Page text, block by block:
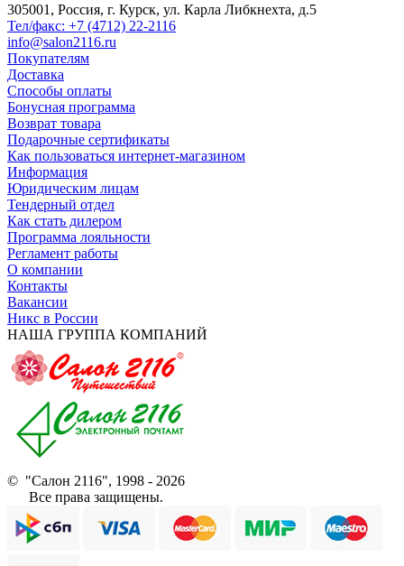
305001, Россия, г. Курск, ул. Карла Либкнехта, д.5
Тел/факс: +7 (4712) 22-2116
info@salon2116.ru
Покупателям
Доставка
Способы оплаты
Бонусная программа
Возврат товара
Подарочные сертификаты
Как пользоваться интернет-магазином
Информация
Юридическим лицам
Тендерный отдел
Как стать дилером
Программа лояльности
Регламент работы
О компании
Контакты
Вакансии
Никс в России
НАША ГРУППА КОМПАНИЙ
© "Салон 2116", 1998 - 2026
Все права защищены.